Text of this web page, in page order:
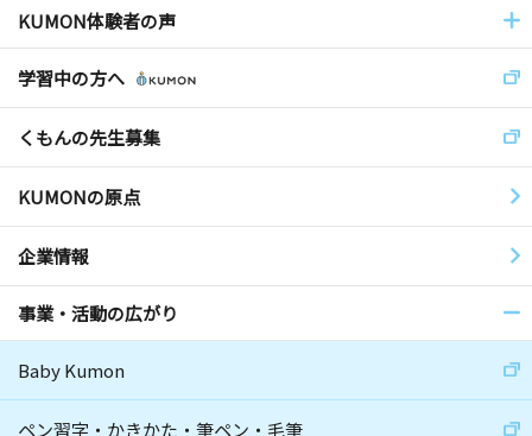
KUMON体験者の声
学習中の方へ
くもんの先生募集
KUMONの原点
企業情報
事業・活動の広がり
Baby Kumon
ペン習字・かきかた・筆ペン・毛筆